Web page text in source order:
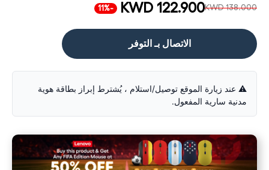
KWD 138.000
KWD 122.900
-11%
الاتصال بـ التوفر
⚠️ عند زيارة الموقع توصيل/استلام ، يُشترط إبراز بطاقة هوية
مدنية سارية المفعول.